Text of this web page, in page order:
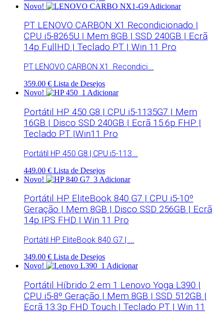
Novo!
Adicionar
PT LENOVO CARBON X1 Recondicionado |
CPU i5-8265U | Mem 8GB | SSD 240GB | Ecrã
14p FullHD | Teclado PT | Win 11 Pro
PT LENOVO CARBON X1 Recondici...
359.00 € Lista de Desejos
Novo!
Adicionar
Portátil HP 450 G8 | CPU i5-1135G7 | Mem
16GB | Disco SSD 240GB | Ecrã 15.6p FHP |
Teclado PT |Win11 Pro
Portátil HP 450 G8 | CPU i5-113...
449.00 € Lista de Desejos
Novo!
Adicionar
Portátil HP EliteBook 840 G7 | CPU i5-10º
Geração | Mem 8GB | Disco SSD 256GB | Ecrã
14p IPS FHD | Win 11 Pro
Portátil HP EliteBook 840 G7 | ...
349.00 € Lista de Desejos
Novo!
Adicionar
Portátil Híbrido 2 em 1 Lenovo Yoga L390 |
CPU i5-8º Geração | Mem 8GB | SSD 512GB |
Ecrã 13.3p FHD Touch | Teclado PT | Win 11